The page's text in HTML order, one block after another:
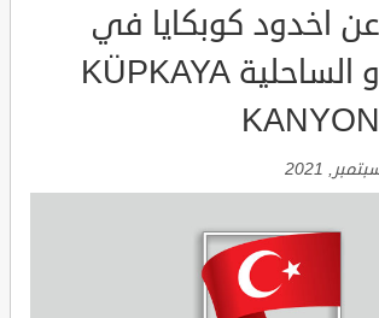
اخدود كوبكايا في
ولاية اوردو الساحلية KÜPKAYA